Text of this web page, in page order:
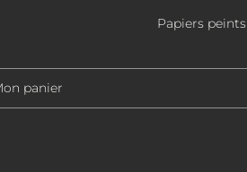
Papiers peints
panier